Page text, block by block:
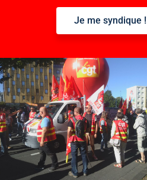
Je me syndique !